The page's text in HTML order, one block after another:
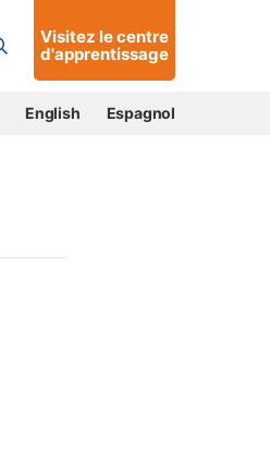
Allons-y !
Visitez le centre
d'apprentissage
English Espagnol